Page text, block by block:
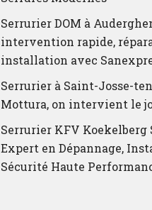
Serrurier DOM à
intervention rapide,
installation avec
Serrurier à Saint-Josse-
Mottura, on intervient le
Serrurier KFV Koekelberg
Expert en Dépannage,
Sécurité Haute